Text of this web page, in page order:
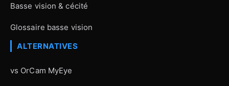
Basse vision & cécité
Glossaire basse vision
ALTERNATIVES
vs OrCam MyEye